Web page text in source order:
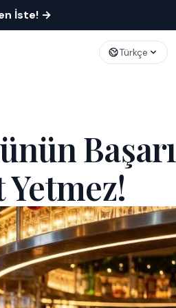
İste! →
Türkçe
Başarı